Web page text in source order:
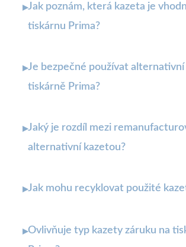
▸Jak poznám, která kazeta je
tiskárnu Prima?
▸Je bezpečné používat
tiskárně Prima?
▸Jaký je rozdíl mezi
alternativní kazetou?
▸Jak mohu recyklovat použité
▸Ovlivňuje typ kazety záruku na